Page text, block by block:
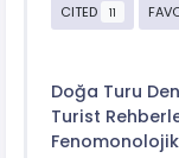
CITED
11
Doğa Turu
Turist